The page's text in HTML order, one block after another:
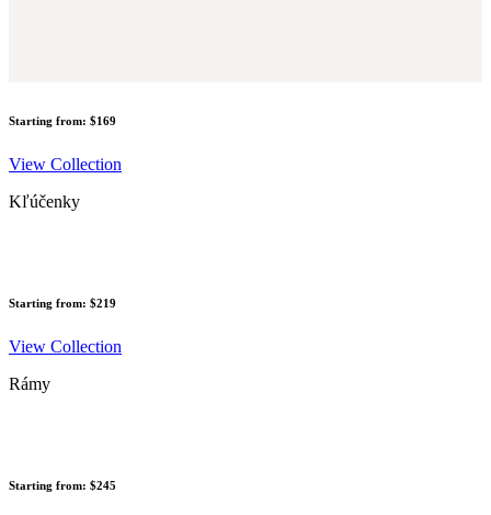
Starting from: $169
View Collection
Kľúčenky
Starting from: $219
View Collection
Rámy
Starting from: $245